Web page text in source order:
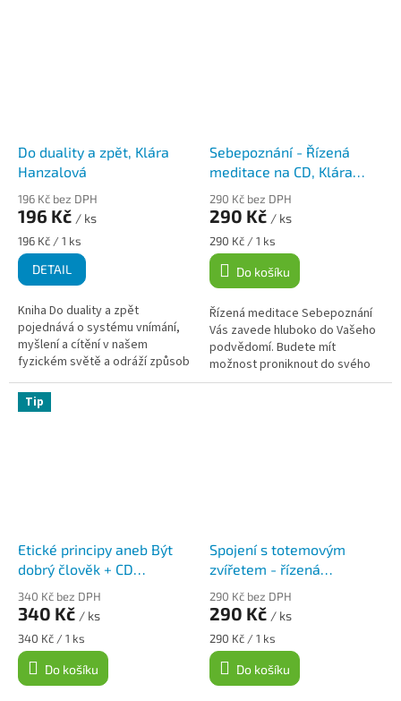
Do duality a zpět, Klára
Hanzalová
196 Kč bez DPH
196 Kč / ks
Měrná
cena:
196 Kč / 1 ks
DETAIL
Kniha Do duality a zpět
pojednává o systému vnímání,
myšlení a cítění v našem
fyzickém světě a odráží způsob
nazírání na náš život. Alegoricky
popisuje jednotlivé vývojové
etapy...
Sebepoznání - Řízená
meditace na CD, Klára
Hanzalová
290 Kč bez DPH
290 Kč / ks
Měrná
cena:
290 Kč / 1 ks
Do košíku
Řízená meditace Sebepoznání
Vás zavede hluboko do Vašeho
podvědomí. Budete mít
možnost proniknout do svého
svědomí a pochopit jaké je Vaše
Tip
Etické principy aneb Být
dobrý člověk + CD
Sebepoznání, Klára
Hanzalová
340 Kč bez DPH
340 Kč / ks
Měrná
cena:
340 Kč / 1 ks
Do košíku
Spojení s totemovým
zvířetem - řízená
meditace na CD, Klára
Hanzalová
290 Kč bez DPH
290 Kč / ks
Měrná
cena:
290 Kč / 1 ks
Do košíku